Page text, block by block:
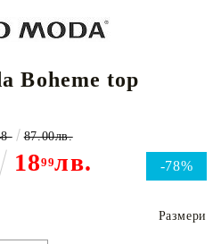
Boheme top
-78%
1899лв.
87.00лв.
Размери